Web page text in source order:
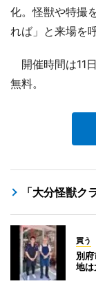
化。怪獣や特撮
れば」と来場を
開催時間は11
無料。
「大分怪獣ク
買う
別
地は